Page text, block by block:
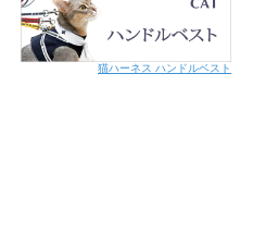
猫ハーネス ハンドルベスト